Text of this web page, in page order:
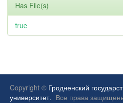
Has File(s)
true
Copyright © Гродненский
университет. Все права